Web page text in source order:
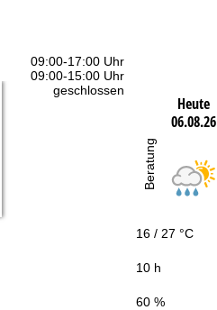
09:00-17:00 Uhr
09:00-15:00 Uhr
geschlossen
Beratung
Heute
06.08.26
16 / 27 °C
10 h
60 %